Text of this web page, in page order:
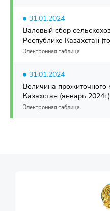
31.01.2024
Валовый сбор
Республике Казахстан
Электронная таблица
31.01.2024
Величина прожиточного
Казахстан (январь 2024г.)
Электронная таблица